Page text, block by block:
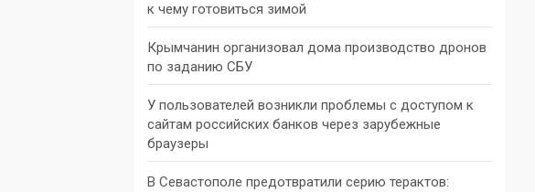
к чему готовиться зимой
Крымчанин организовал дома производство дронов
по заданию СБУ
У пользователей возникли проблемы с доступом к
сайтам российских банков через зарубежные
браузеры
В Севастополе предотвратили серию терактов: